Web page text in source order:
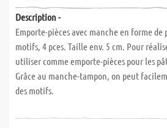
Description -
Emporte-pièces avec manche en forme
motifs, 4 pces. Taille env. 5 cm. Pour
utiliser comme emporte-pièces pour les
Grâce au manche-tampon, on peut
des motifs.